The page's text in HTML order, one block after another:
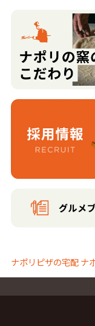
ナポリピザの宅配 ナ